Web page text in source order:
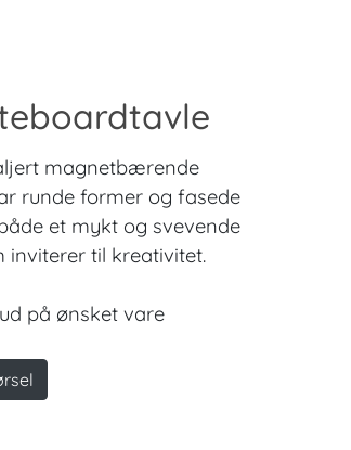
magnetbærende
runde former og fasede
et mykt og svevende
inviterer til kreativitet.
på ønsket vare